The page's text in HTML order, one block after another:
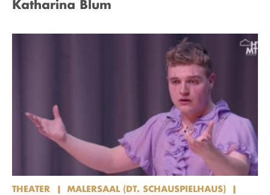
Katharina Blum
THEATER
MALERSAAL (DT. SCHAUSPIELHAUS)